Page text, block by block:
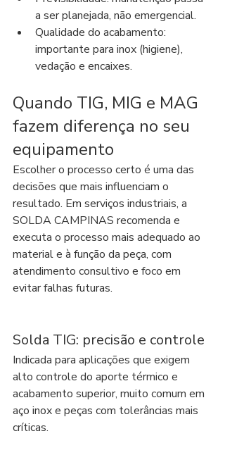
a ser planejada, não emergencial.
Qualidade do acabamento:
importante para inox (higiene),
vedação e encaixes.
Quando TIG, MIG e MAG
fazem diferença no seu
equipamento
Escolher o processo certo é uma das
decisões que mais influenciam o
resultado. Em serviços industriais, a
SOLDA CAMPINAS recomenda e
executa o processo mais adequado ao
material e à função da peça, com
atendimento consultivo e foco em
evitar falhas futuras.
Solda TIG: precisão e controle
Indicada para aplicações que exigem
alto controle do aporte térmico e
acabamento superior, muito comum em
aço inox e peças com tolerâncias mais
críticas.